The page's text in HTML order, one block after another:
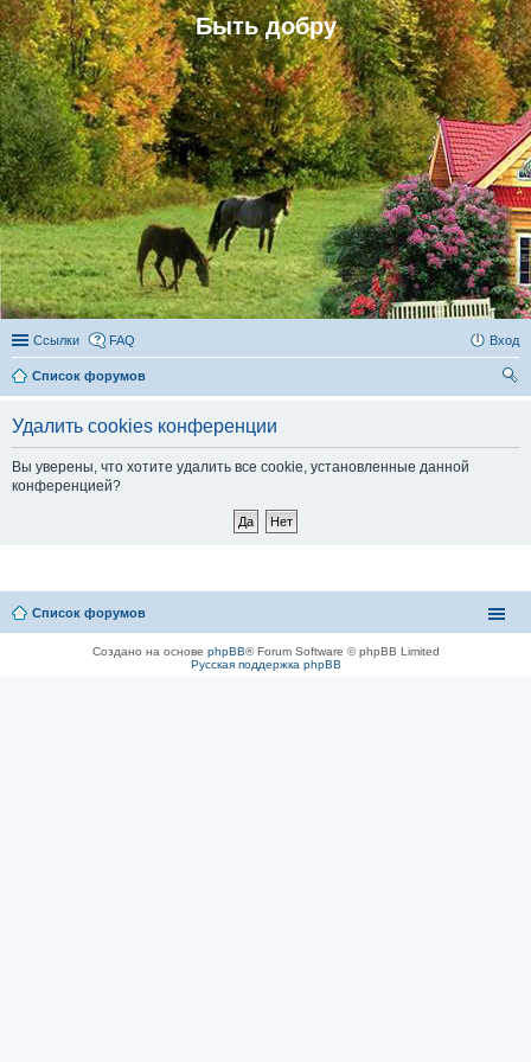
Быть добру
Ссылки FAQ Вход
Список форумов
Удалить cookies конференции
Вы уверены, что хотите удалить все cookie, установленные данной
конференцией?
Список форумов
Создано на основе phpBB® Forum Software © phpBB Limited
Русская поддержка phpBB